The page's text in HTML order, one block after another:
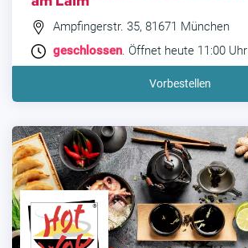
Ampfingerstr. 35, 81671 München
geschlossen. Öffnet heute 11:00 Uhr
Vorbestellen